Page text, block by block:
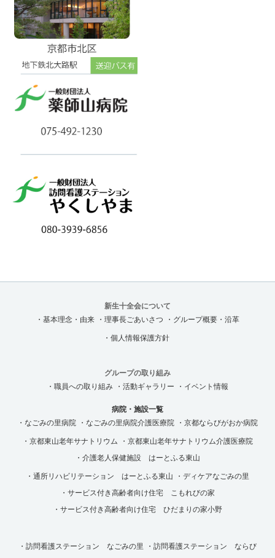
新生十全会について
・基本理念・由来
・理事長ごあいさつ ・グループ概要・沿革
・個人情報保護方針
グループの取り組み
・職員への取り組み
・活動ギャラリー ・イベント情報
病院・施設一覧
・なごみの里病院
・なごみの里病院介護医療院 ・京都ならびがおか病院
・京都東山老年サナトリウム
・京都東山老年サナトリウム介護医療院
・介護老人保健施設 はーとふる東山
・通所リハビリテーション はーとふる東山
・ディケアなごみの里
・サービス付き高齢者向け住宅 こもれびの家
・サービス付き高齢者向け住宅 ひだまりの家小野
・訪問看護ステーション なごみの里 ・訪問看護ステーション ならび